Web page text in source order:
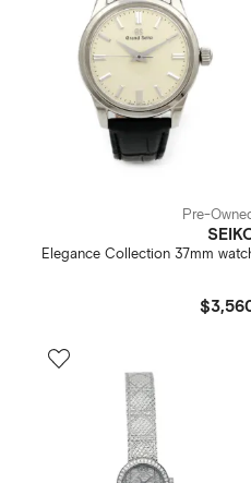
Pre-
Elegance Collection 37mm